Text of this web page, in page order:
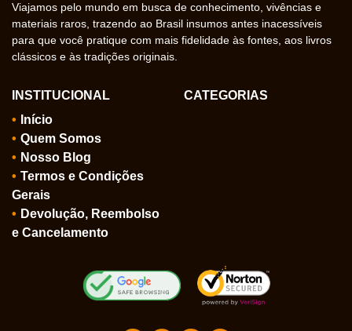
Viajamos pelo mundo em busca de conhecimento, vivências e
materiais raros, trazendo ao Brasil insumos antes inacessíveis
para que você pratique com mais fidelidade às fontes, aos livros
clássicos e às tradições originais.
INSTITUCIONAL
Início
Quem Somos
Nosso Blog
Termos e Condições
Gerais
Devolução, Reembolso
e Cancelamento
CATEGORIAS